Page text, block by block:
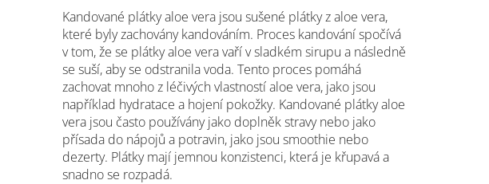
Kandované plátky aloe vera jsou sušené plátky z aloe vera,
které byly zachovány kandováním. Proces kandování spočívá
v tom, že se plátky aloe vera vaří v sladkém sirupu a následně
se suší, aby se odstranila voda. Tento proces pomáhá
zachovat mnoho z léčivých vlastností aloe vera, jako jsou
například hydratace a hojení pokožky. Kandované plátky aloe
vera jsou často používány jako doplněk stravy nebo jako
přísada do nápojů a potravin, jako jsou smoothie nebo
dezerty. Plátky mají jemnou konzistenci, která je křupavá a
snadno se rozpadá.
0,0
z
5
hvězdiček.